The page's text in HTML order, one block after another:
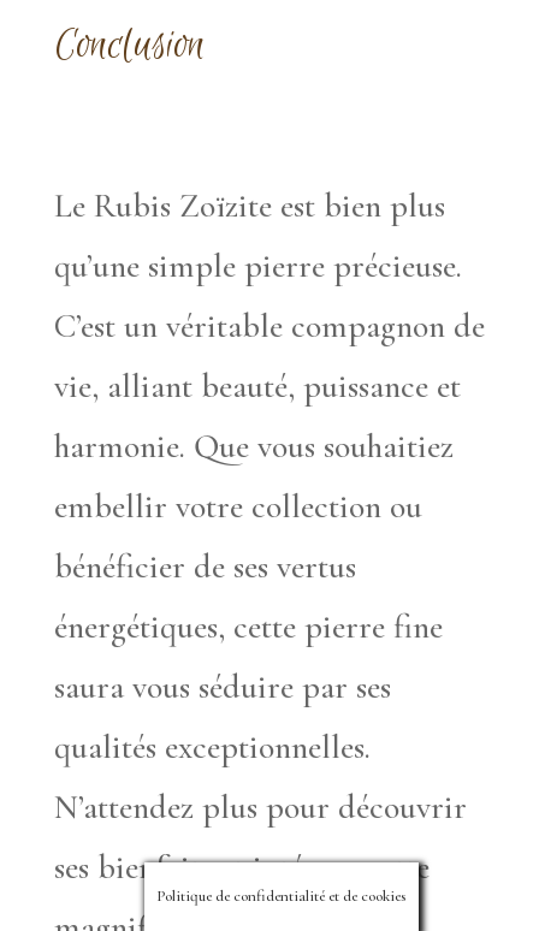
Conclusion
Le Rubis Zoïzite est bien plus
qu’une simple pierre précieuse.
C’est un véritable compagnon de
vie, alliant beauté, puissance et
harmonie. Que vous souhaitiez
embellir votre collection ou
bénéficier de ses vertus
énergétiques, cette pierre fine
saura vous séduire par ses
qualités exceptionnelles.
N’attendez plus pour découvrir
ses bienfaits et intégrer cette
Politique de confidentialité et de cookies